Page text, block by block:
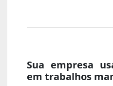
Sua empresa
em trabalhos